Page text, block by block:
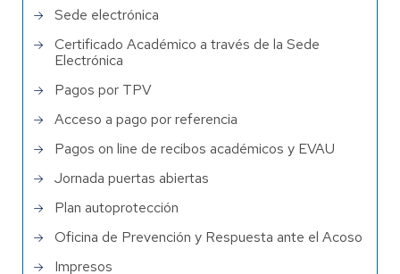
Sede electrónica
Certificado Académico a través de la Sede
Electrónica
Pagos por TPV
Acceso a pago por referencia
Pagos on line de recibos académicos y EVAU
Jornada puertas abiertas
Plan autoprotección
Oficina de Prevención y Respuesta ante el Acoso
Impresos